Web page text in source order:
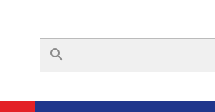
search